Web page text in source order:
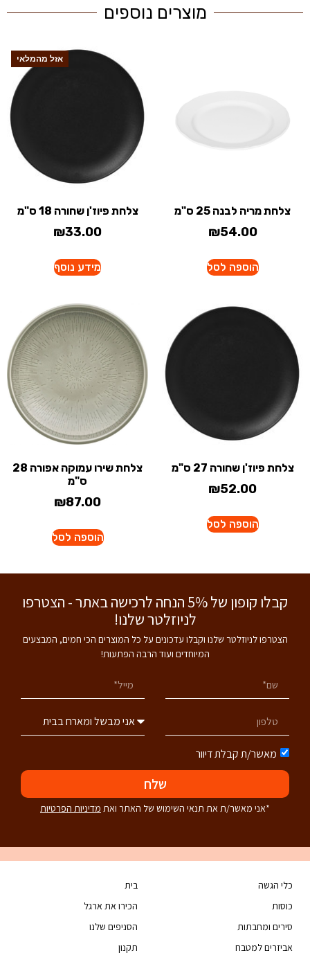
מוצרים נוספים
צלחת מריה לבנה 25 ס"מ
₪54.00
הוספה לסל
אזל מהמלאי
צלחת פיוז'ן שחורה 18 ס"מ
₪33.00
מידע נוסף
צלחת פיוז'ן שחורה 27 ס"מ
₪52.00
הוספה לסל
צלחת שירו עמוקה אפורה 28
ס"מ
₪87.00
הוספה לסל
קבלו קופון של 5% הנחה לרכישה באתר - הצטרפו
לניוזלטר שלנו!
הצטרפו לניוזלטר שלנו וקבלו עדכונים על כל המוצרים הכי חמים, המבצעים
המיוחדים ועוד הרבה הפתעות!
מאשר/ת קבלת דיוור
שלח
*אני מאשר/ת את תנאי השימוש של האתר ואת מדיניות הפרטיות
כלי הגשה
כוסות
סירים ומחבתות
אביזרים למטבח
בית
הכירו את ארגל
הסניפים שלנו
תקנון